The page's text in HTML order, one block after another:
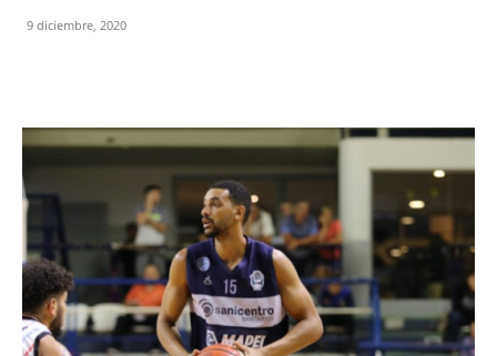
9 diciembre, 2020